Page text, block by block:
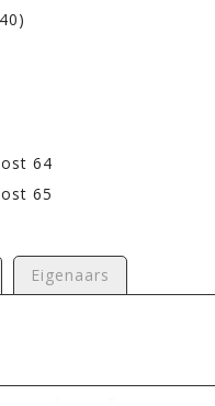
64
65
Eigenaars